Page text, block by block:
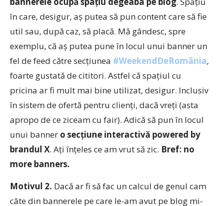
în care, desigur, aș putea să pun content care să fie
util sau, după caz, să placă. Mă gândesc, spre
exemplu, că aș putea pune în locul unui banner un
fel de feed către secțiunea #WeekendDeRomânia,
foarte gustată de cititori. Astfel că spațiul cu
pricina ar fi mult mai bine utilizat, desigur. Inclusiv
în sistem de ofertă pentru clienți, dacă vreți (asta
apropo de ce ziceam cu fair). Adică să pun în locul
unui banner o secțiune interactivă powered by
brandul X. Ați înțeles ce am vrut să zic. Bref: no
more banners.
Motivul 2. Dacă ar fi să fac un calcul de genul cam
câte din bannerele pe care le-am avut pe blog mi-